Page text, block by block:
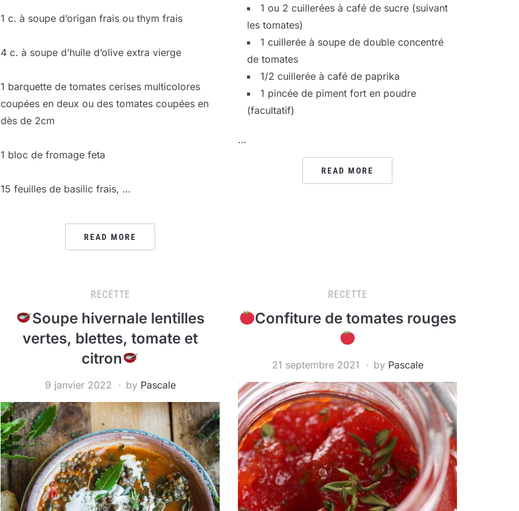
1 c. à soupe d’origan frais ou thym frais
4 c. à soupe d’huile d’olive extra vierge
1 barquette de tomates cerises multicolores
coupées en deux ou des tomates coupées en
dès de 2cm
1 bloc de fromage feta
15 feuilles de basilic frais, …
READ MORE
1 ou 2 cuillerées à café de sucre (suivant
les tomates)
1 cuillerée à soupe de double concentré
de tomates
1/2 cuillerée à café de paprika
1 pincée de piment fort en poudre
(facultatif)
…
READ MORE
RECETTE
Soupe hivernale lentilles
vertes, blettes, tomate et
citron
9 janvier 2022 by Pascale
RECETTE
Confiture de tomates rouges
21 septembre 2021 by Pascale